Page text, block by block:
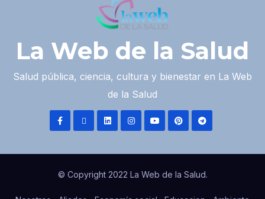
La Web de la Salud
Salud pública, ciencia, cultura y bienestar en La Web
de la Salud
© Copyright 2022 La Web de la Salud.